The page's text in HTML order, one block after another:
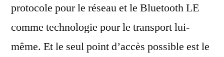
protocole pour le réseau et le Bluetooth LE
comme technologie pour le transport lui-
même. Et le seul point d’accès possible est le